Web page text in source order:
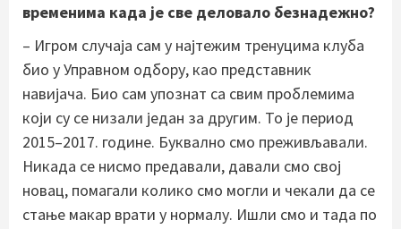
временима када је све деловало безнадежно?
– Игром случаја сам у најтежим тренуцима клуба
био у Управном одбору, као представник
навијача. Био сам упознат са свим проблемима
који су се низали један за другим. То је период
2015–2017. године. Буквално смо преживљавали.
Никада се нисмо предавали, давали смо свој
новац, помагали колико смо могли и чекали да се
стање макар врати у нормалу. Ишли смо и тада по